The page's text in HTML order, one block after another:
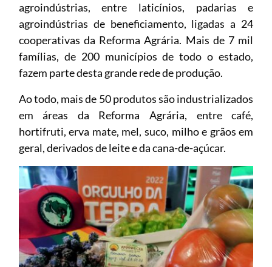
agroindústrias, entre laticínios, padarias e
agroindústrias de beneficiamento, ligadas a 24
cooperativas da Reforma Agrária. Mais de 7 mil
famílias, de 200 municípios de todo o estado,
fazem parte desta grande rede de produção.
Ao todo, mais de 50 produtos são industrializados
em áreas da Reforma Agrária, entre café,
hortifruti, erva mate, mel, suco, milho e grãos em
geral, derivados de leite e da cana-de-açúcar.